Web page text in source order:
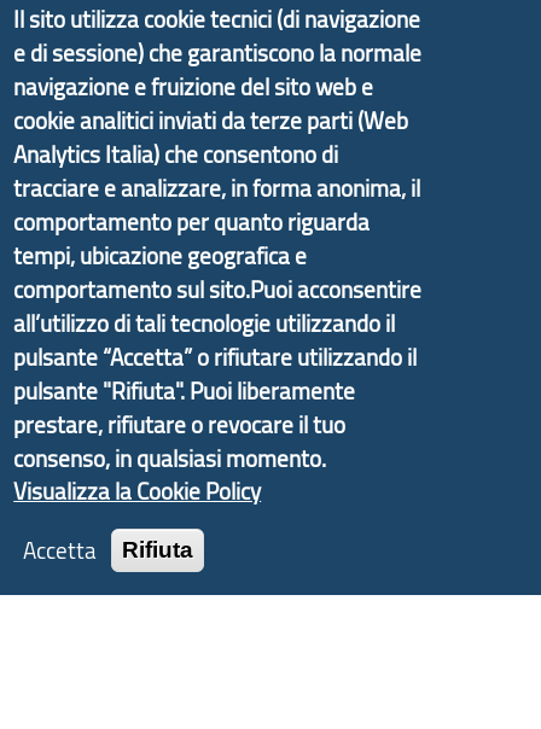
Il portale di marketing territoriale e sviluppo locale
di Genova Città Metropolitana si è sviluppato a
partire dal progetto nazionale Aree Interne
promosso dal Dipartimento per lo Sviluppo
Economico e finalizzato al rilancio socio-economico
delle valli dell’entroterra. In particolare fornisce
informazioni ed aggiornamenti sullaStrategia
d'Area Antola-Tigullio, in collaborazione con Regione
Liguria ed ANCI Liguria.
Copyright © 2017 Città metropolitana di Genova |
Tecnologie e Accessibilità
Il sito utilizza cookie tecnici (di navigazione
e di sessione) che garantiscono la normale
navigazione e fruizione del sito web e
cookie analitici inviati da terze parti (Web
Analytics Italia) che consentono di
tracciare e analizzare, in forma anonima, il
comportamento per quanto riguarda
tempi, ubicazione geografica e
comportamento sul sito.Puoi acconsentire
all’utilizzo di tali tecnologie utilizzando il
pulsante “Accetta” o rifiutare utilizzando il
pulsante "Rifiuta". Puoi liberamente
prestare, rifiutare o revocare il tuo
consenso, in qualsiasi momento.
Visualizza la Cookie Policy
Accetta
Rifiuta